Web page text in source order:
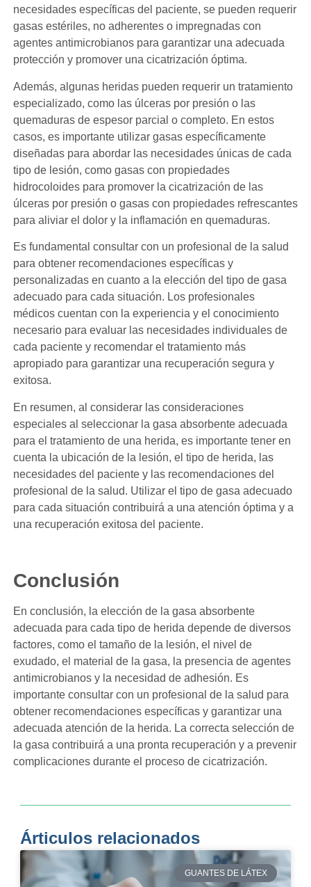
necesidades específicas del paciente, se pueden requerir
gasas estériles, no adherentes o impregnadas con
agentes antimicrobianos para garantizar una adecuada
protección y promover una cicatrización óptima.
Además, algunas heridas pueden requerir un tratamiento
especializado, como las úlceras por presión o las
quemaduras de espesor parcial o completo. En estos
casos, es importante utilizar gasas específicamente
diseñadas para abordar las necesidades únicas de cada
tipo de lesión, como gasas con propiedades
hidrocoloides para promover la cicatrización de las
úlceras por presión o gasas con propiedades refrescantes
para aliviar el dolor y la inflamación en quemaduras.
Es fundamental consultar con un profesional de la salud
para obtener recomendaciones específicas y
personalizadas en cuanto a la elección del tipo de gasa
adecuado para cada situación. Los profesionales
médicos cuentan con la experiencia y el conocimiento
necesario para evaluar las necesidades individuales de
cada paciente y recomendar el tratamiento más
apropiado para garantizar una recuperación segura y
exitosa.
En resumen, al considerar las consideraciones
especiales al seleccionar la gasa absorbente adecuada
para el tratamiento de una herida, es importante tener en
cuenta la ubicación de la lesión, el tipo de herida, las
necesidades del paciente y las recomendaciones del
profesional de la salud. Utilizar el tipo de gasa adecuado
para cada situación contribuirá a una atención óptima y a
una recuperación exitosa del paciente.
Conclusión
En conclusión, la elección de la gasa absorbente
adecuada para cada tipo de herida depende de diversos
factores, como el tamaño de la lesión, el nivel de
exudado, el material de la gasa, la presencia de agentes
antimicrobianos y la necesidad de adhesión. Es
importante consultar con un profesional de la salud para
obtener recomendaciones específicas y garantizar una
adecuada atención de la herida. La correcta selección de
la gasa contribuirá a una pronta recuperación y a prevenir
complicaciones durante el proceso de cicatrización.
Árticulos relacionados
GUANTES DE LÁTEX